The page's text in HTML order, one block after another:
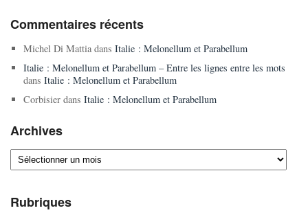
Commentaires récents
Michel Di Mattiadans Italie : Melonellum et Parabellum
Italie : Melonellum et Parabellum – Entre les lignes entre les mots
dans Italie : Melonellum et Parabellum
Corbisierdans Italie : Melonellum et Parabellum
Archives
Archives
Rubriques